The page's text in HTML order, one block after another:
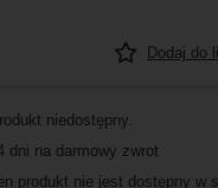
Dodaj do
niedostępny
dni na darmowy zwrot
produkt nie jest dostępny w